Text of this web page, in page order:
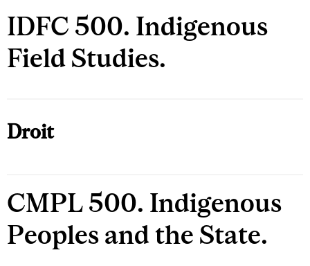
IDFC 500. Indigenous
Field Studies.
Droit
CMPL 500. Indigenous
Peoples and the State.